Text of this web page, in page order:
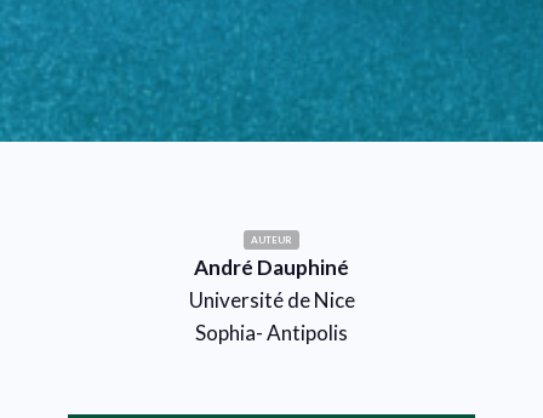
AUTEUR
André Dauphiné
Université de Nice
Sophia- Antipolis